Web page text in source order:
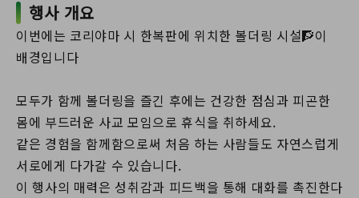
행사 개요
이번에는 코리야마 시 한복판에 위치한 볼더링 시설🧗이
배경입니다
모두가 함께 볼더링을 즐긴 후에는 건강한 점심과 피곤한
몸에 부드러운 사교 모임으로 휴식을 취하세요.
같은 경험을 함께함으로써 처음 하는 사람들도 자연스럽게
서로에게 다가갈 수 있습니다.
이 행사의 매력은 성취감과 피드백을 통해 대화를 촉진한다